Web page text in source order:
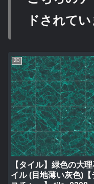
ドされて
2D
【タイル】緑色の大理
イル (目地薄い灰色)【